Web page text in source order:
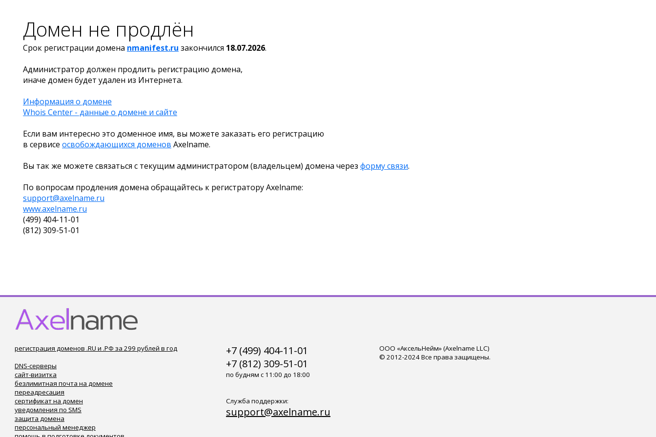
Домен не продлён
Срок регистрации домена nmanifest.ru закончился 18.07.2026.
Администратор должен продлить регистрацию домена,
иначе домен будет удален из Интернета.
Информация о домене
Whois Center - данные о домене и сайте
Если вам интересно это доменное имя, вы можете заказать его регистрацию
в сервисе освобождающихся доменов Axelname.
Вы так же можете связаться с текущим администратором (владельцем) домена через форму связи.
По вопросам продления домена обращайтесь к регистратору Axelname:
support@axelname.ru
www.axelname.ru
(499) 404-11-01
(812) 309-51-01
регистрация доменов .RU и .РФ за 299 рублей в год
DNS-серверы
сайт-визитка
безлимитная почта на домене
переадресация
сертификат на домен
уведомления по SMS
защита домена
персональный менеджер
+7 (499) 404-11-01
+7 (812) 309-51-01
по будням с 11:00 до 18:00
Служба поддержки:
support@axelname.ru
ООО «АксельНейм» (Axelname LLC)
© 2012-2024 Все права защищены.